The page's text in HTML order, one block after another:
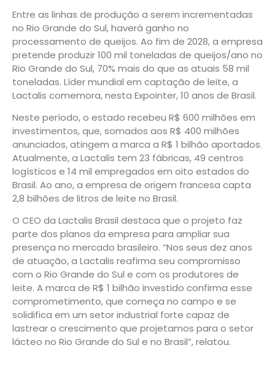
Entre as linhas de produção a serem incrementadas
no Rio Grande do Sul, haverá ganho no
processamento de queijos. Ao fim de 2028, a empresa
pretende produzir 100 mil toneladas de queijos/ano no
Rio Grande do Sul, 70% mais do que as atuais 58 mil
toneladas. Líder mundial em captação de leite, a
Lactalis comemora, nesta Expointer, 10 anos de Brasil.
Neste período, o estado recebeu R$ 600 milhões em
investimentos, que, somados aos R$ 400 milhões
anunciados, atingem a marca a R$ 1 bilhão aportados.
Atualmente, a Lactalis tem 23 fábricas, 49 centros
logísticos e 14 mil empregados em oito estados do
Brasil. Ao ano, a empresa de origem francesa capta
2,8 bilhões de litros de leite no Brasil.
O CEO da Lactalis Brasil destaca que o projeto faz
parte dos planos da empresa para ampliar sua
presença no mercado brasileiro. “Nos seus dez anos
de atuação, a Lactalis reafirma seu compromisso
com o Rio Grande do Sul e com os produtores de
leite. A marca de R$ 1 bilhão investido confirma esse
comprometimento, que começa no campo e se
solidifica em um setor industrial forte capaz de
lastrear o crescimento que projetamos para o setor
lácteo no Rio Grande do Sul e no Brasil”, relatou.